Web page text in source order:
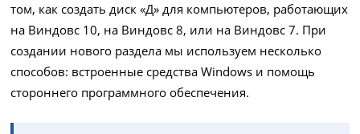
том, как создать диск «Д» для компьютеров, работающих
на Виндовс 10, на Виндовс 8, или на Виндовс 7. При
создании нового раздела мы используем несколько
способов: встроенные средства Windows и помощь
стороннего программного обеспечения.